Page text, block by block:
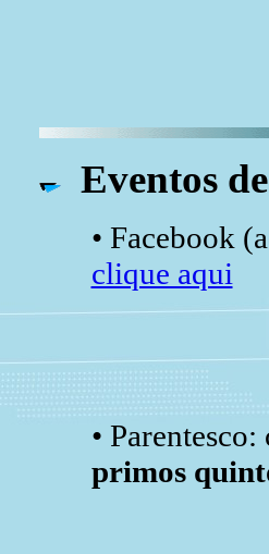
Eventos
• Facebook
clique aqui
• Parentesco:
primos